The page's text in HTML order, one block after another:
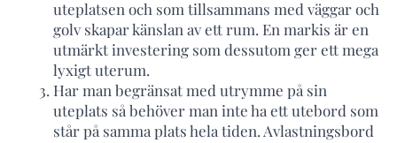
uteplatsen och som tillsammans med väggar och
golv skapar känslan av ett rum. En markis är en
utmärkt investering som dessutom ger ett mega
lyxigt uterum.
Har man begränsat med utrymme på sin
uteplats så behöver man inte ha ett utebord som
står på samma plats hela tiden. Avlastningsbord